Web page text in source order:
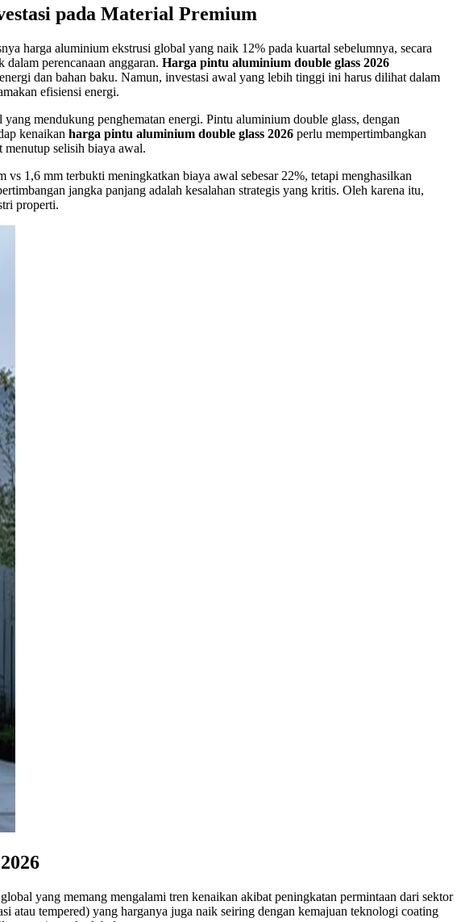
pada Material Premium
harga aluminium ekstrusi global yang naik 12% pada kuartal sebelumnya, secara
perencanaan anggaran. Harga pintu aluminium double glass 2026
dan bahan baku. Namun, investasi awal yang lebih tinggi ini harus dilihat dalam
efisiensi energi.
mendukung penghematan energi. Pintu aluminium double glass, dengan
kenaikan harga pintu aluminium double glass 2026 perlu mempertimbangkan
selisih biaya awal.
1,6 mm terbukti meningkatkan biaya awal sebesar 22%, tetapi menghasilkan
jangka panjang adalah kesalahan strategis yang kritis. Oleh karena itu,
properti.
yang memang mengalami tren kenaikan akibat peningkatan permintaan dari sektor
atau tempered) yang harganya juga naik seiring dengan kemajuan teknologi coating